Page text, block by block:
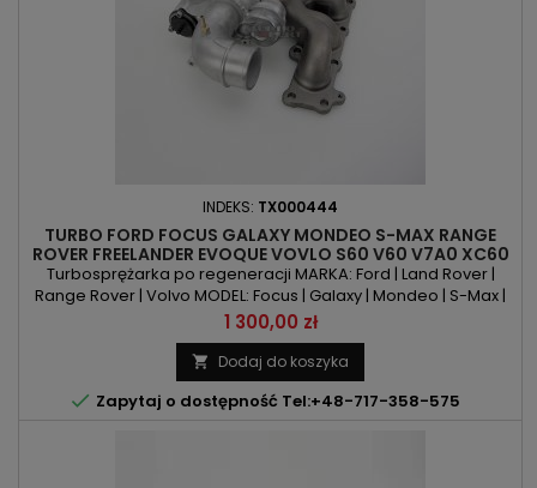
INDEKS: TX000444
TURBO FORD FOCUS GALAXY MONDEO S-MAX RANGE
ROVER FREELANDER EVOQUE VOVLO S60 V60 V7A0 XC60
2.0 T
Turbosprężarka po regeneracji MARKA: Ford | Land Rover |
Range Rover | Volvo MODEL: Focus | Galaxy | Mondeo | S-Max |
Freelander | Evoque | S60 | V60 | V70 | XC60 KOD SILNIKA: R9DA |
R9DB | R9DC | R9DD | TNBA | TNWA | TNWB | TPBA | TPWA | 204PT |
B 4204 T6 | B 4204 T7 POJEMNOŚĆ: 1999ccm | 2.0 ST | 2.0 SCTi |
2.0 EcoBoost | 2.0 Si | 2.0 T MOC: 199KM/146kW...
Cena
1 300,00 zł
 Dodaj do koszyka
 Zapytaj o dostępność Tel:+48-717-358-575